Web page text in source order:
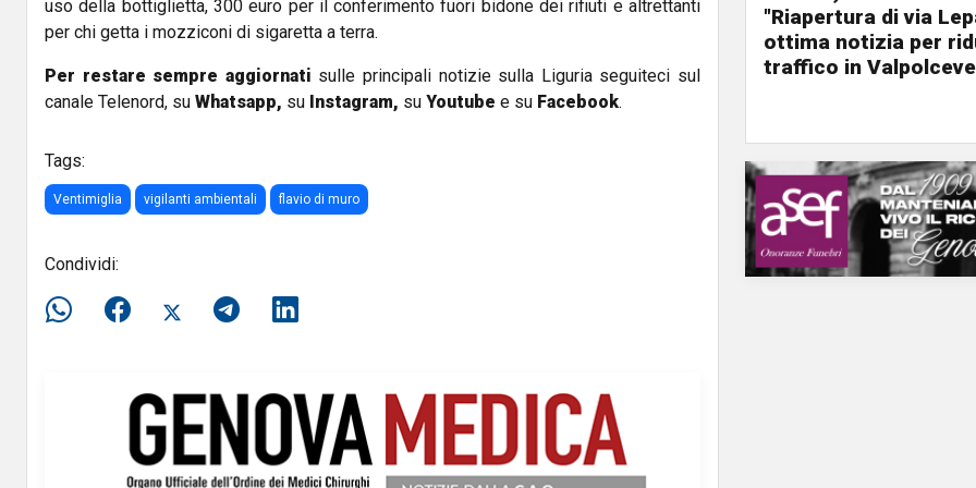
uso della bottiglietta, 300 euro per il conferimento fuori bidone dei rifiuti e altrettanti
per chi getta i mozziconi di sigaretta a terra.
Per restare sempre aggiornati sulle principali notizie sulla Liguria seguiteci sul
canale Telenord, su Whatsapp, su Instagram, su Youtube e su Facebook.
Tags:
Ventimiglia vigilanti ambientali flavio di muro
Condividi:
"Riapertura di via
ottima notizia per
traffico in